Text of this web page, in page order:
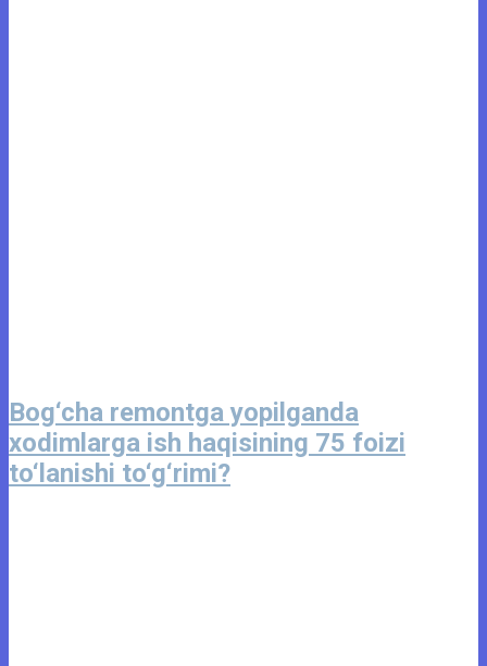
Bog‘cha remontga yopilganda
xodimlarga ish haqisining 75 foizi
to‘lanishi to‘g‘rimi?